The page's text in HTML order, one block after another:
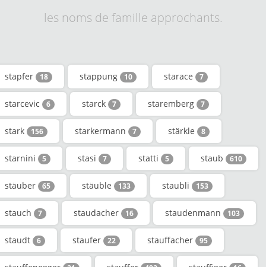
les noms de famille approchants.
stapfer 18 stappung 10 starace 7
starcevic 6 starck 7 staremberg 7
stark 156 starkermann 7 stärkle 8
starnini 5 stasi 7 statti 5 staub 610
stäuber 65 stäuble 133 staubli 153
stauch 7 staudacher 16 staudenmann 103
staudt 6 staufer 22 stauffacher 95